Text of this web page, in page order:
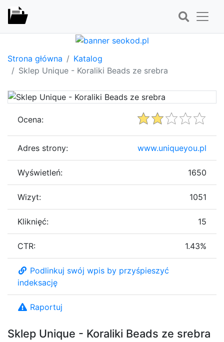
Strona główna
Katalog
Sklep Unique - Koraliki Beads ze srebra
Sklep Unique - Koraliki Beads ze srebra
Ocena:
Adres strony: www.uniqueyou.pl
Wyświetleń: 1650
Wizyt: 1051
Kliknięć: 15
CTR: 1.43%
Podlinkuj swój wpis by przyśpieszyć
indeksację
Raportuj